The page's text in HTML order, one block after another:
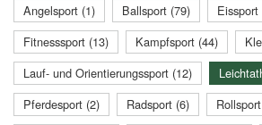
Angelsport (1) Ballsport (79)
Eissport
Fitnesssport (13)
Kampfsport (44)
Lauf- und Orientierungssport (12)
Pferdesport (2)
Radsport (6)